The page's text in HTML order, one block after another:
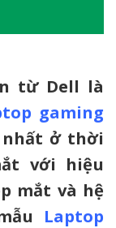
từ Dell là
gaming
nhất ở thời
với hiệu
mắt và hệ
Laptop